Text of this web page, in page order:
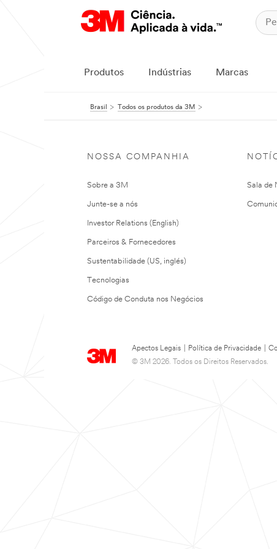
Produtos Indústrias Marcas
Brasil Todos os produtos da 3M
NOSSA COMPANHIA
Sobre a 3M
Junte-se a nós
Investor Relations (English)
Parceiros & Fornecedores
Sustentabilidade (US, inglés)
Tecnologias
Código de Conduta nos Negócios
Sala de
Apectos Legais Política de Privacidade
© 3M 2026. Todos os Direitos Reservados.